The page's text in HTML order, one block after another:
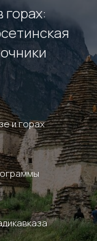
горах:
и горах